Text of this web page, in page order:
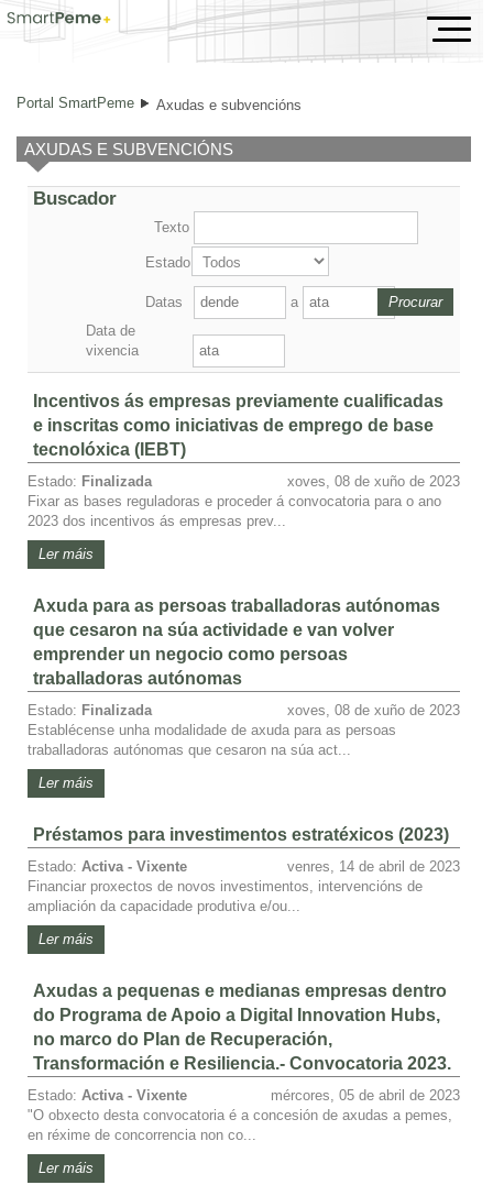
Axudas e subvencións
Portal SmartPeme Axudas e subvencións
AXUDAS E SUBVENCIÓNS
Buscador
Texto
Estado
Datas
a
Data de
vixencia
Incentivos ás empresas previamente cualificadas
e inscritas como iniciativas de emprego de base
tecnolóxica (IEBT)
Estado: Finalizada
xoves, 08 de xuño de 2023
Fixar as bases reguladoras e proceder á convocatoria para o ano
2023 dos incentivos ás empresas prev...
Ler máis
Axuda para as persoas traballadoras autónomas
que cesaron na súa actividade e van volver
emprender un negocio como persoas
traballadoras autónomas
Estado: Finalizada
xoves, 08 de xuño de 2023
Establécense unha modalidade de axuda para as persoas
traballadoras autónomas que cesaron na súa act...
Ler máis
Préstamos para investimentos estratéxicos (2023)
Estado: Activa - Vixente
venres, 14 de abril de 2023
Financiar proxectos de novos investimentos, intervencións de
ampliación da capacidade produtiva e/ou...
Ler máis
Axudas a pequenas e medianas empresas dentro
do Programa de Apoio a Digital Innovation Hubs,
no marco do Plan de Recuperación,
Transformación e Resiliencia.- Convocatoria 2023.
Estado: Activa - Vixente
mércores, 05 de abril de 2023
"O obxecto desta convocatoria é a concesión de axudas a pemes,
en réxime de concorrencia non co...
Ler máis